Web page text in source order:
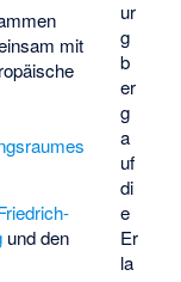
ur
g
b
er
g
a
uf
di
e
Er
la
mit
und den